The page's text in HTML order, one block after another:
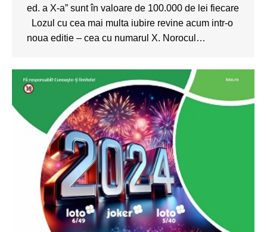
ed. a X-a” sunt în valoare de 100.000 de lei fiecare
Lozul cu cea mai multa iubire revine acum intr-o
noua editie – cea cu numarul X. Norocul…